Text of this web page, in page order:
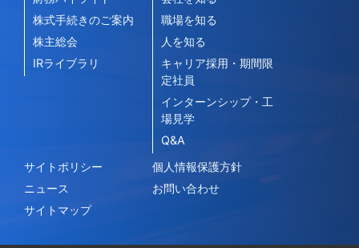
株式手続きのご案内
株主総会
IRライブラリ
職場を知る
人を知る
キャリア採用・期間限
定社員
インターンシップ・工
場見学
Q&A
サイトポリシー
個人情報保護方針
ニュース
お問い合わせ
サイトマップ